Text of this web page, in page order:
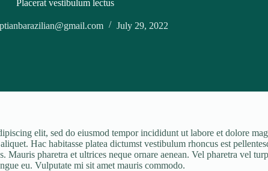
Placerat vestibulum lectus
July 29, 2022
elit, sed do eiusmod tempor incididunt ut labore et dolore
Hac habitasse platea dictumst vestibulum rhoncus est
Mauris pharetra et ultrices neque ornare aenean. Vel pharetra vel
eu. Vulputate mi sit amet mauris commodo.